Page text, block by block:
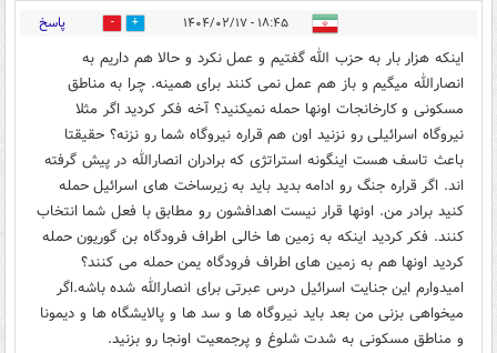
۱۸:۴۵ - ۱۴۰۴/۰۲/۱۷ 3 پاسخ
اینکه هزار بار به حزب الله گفتیم و عمل نکرد و حالا هم داریم به
انصارالله میگیم و باز هم عمل نمی کنند برای همینه. چرا به مناطق
مسکونی و کارخانجات اونها حمله نمیکنید؟ آخه فکر کردید اگر مثلا
نیروگاه اسرائیلی رو نزنید اون هم قراره نیروگاه شما رو نزنه؟ حقیقتا
باعث تاسف هست اینگونه استراتژی که برادران انصارالله در پیش گرفته
اند. اگر قراره جنگ رو ادامه بدید باید به زیرساخت های اسرائیل حمله
کنید برادر من. اونها قرار نیست اهدافشون رو مطابق با فعل شما انتخاب
کنند. فکر کردید اینکه به زمین ها خالی اطراف فرودگاه بن گوریون حمله
کردید اونها هم به زمین های اطراف فرودگاه یمن حمله می کنند؟
امیدوارم این جنایت اسرائیل درس عبرتی برای انصارالله شده باشه.اگر
میخواهی بزنی من بعد باید نیروگاه ها و سد ها و پالایشگاه ها و دیمونا
و مناطق مسکونی به شدت شلوغ و پرجمعیت اونجا رو بزنید.